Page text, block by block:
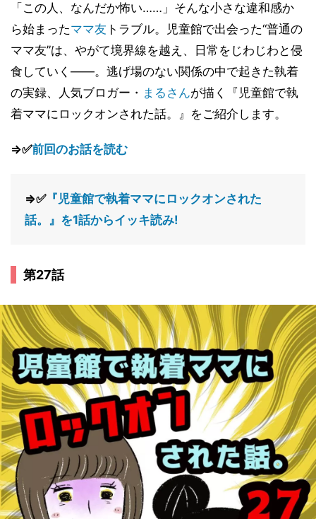
「この人、なんだか怖い……」そんな小さな違和感か
ら始まったママ友 トラブル。児童館で出会った“普通の
ママ友”は、やがて境界線を越え、日常をじわじわと侵
食していく――。逃げ場のない関係の中で起きた執着
の実録、人気ブロガー・ まるさんが描く『児童館で執
着ママにロックオンされた話。』をご紹介します。
⇒✅前回のお話を読む
⇒✅『児童館で執着ママにロックオンされた
話。』を1話からイッキ読み!
第27話